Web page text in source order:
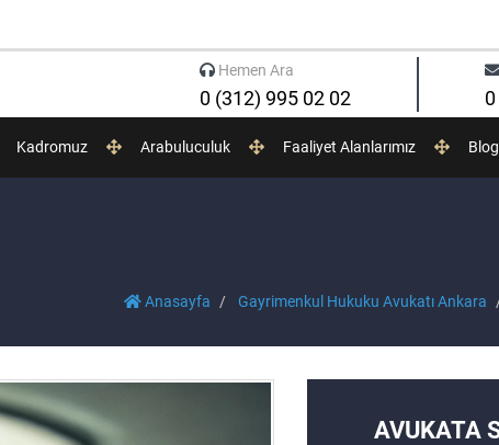
Hemen Ara
0 (312) 995 02 02
Kadromuz Arabuluculuk Faaliyet Alanlarımız Blog
Anasayfa Gayrimenkul Hukuku Avukatı Ankara
AVUKATA